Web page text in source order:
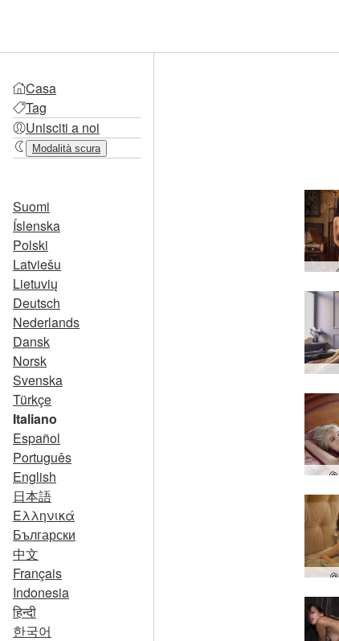
Casa
Tag
Unisciti a noi
Modalità scura
Suomi
Íslenska
Polski
Latviešu
Lietuvių
Deutsch
Nederlands
Dansk
Norsk
Svenska
Türkçe
Italiano
Español
Português
English
日本語
Ελληνικά
Български
中文
Français
Indonesia
हिन्दी
한국어